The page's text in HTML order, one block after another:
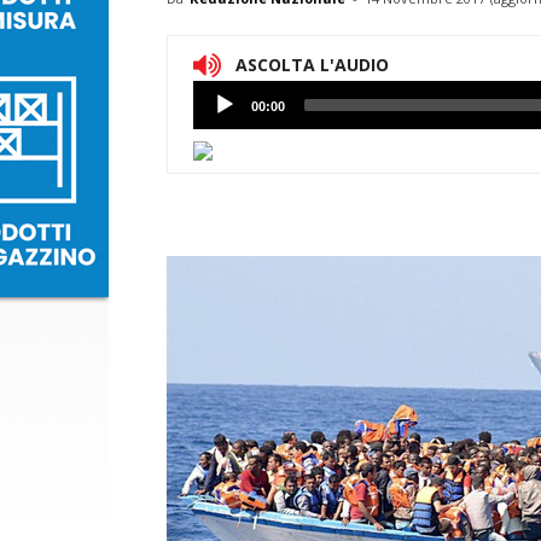
ASCOLTA L'AUDIO
Lettore
Audio
00:00